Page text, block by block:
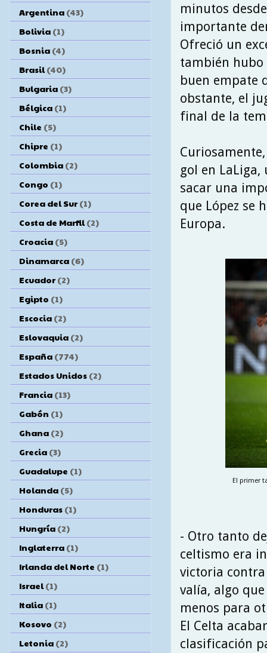
minutos
importante
Ofreció un
también hubo
buen empate
obstante, el
final de la
gol en
sacar una
que López se
Europa.
El primer
- Otro tanto
celtismo era
victoria contra
valía, algo
menos para
El Celta
clasificación
Argentina (43)
Bolivia (1)
Bosnia (4)
Brasil (40)
Bulgaria (3)
Bélgica (1)
Chile (5)
Chipre (1)
Colombia (2)
Congo (1)
Corea del Sur (1)
Costa de Marfil (2)
Croacia (5)
Dinamarca (6)
Ecuador (2)
Egipto (1)
Escocia (2)
Eslovaquia (2)
España (774)
Estados Unidos (2)
Francia (13)
Gabón (1)
Ghana (2)
Grecia (3)
Guadalupe (1)
Holanda (5)
Honduras (1)
Hungría (2)
Inglaterra (1)
Irlanda del Norte (1)
Israel (1)
Italia (1)
Kosovo (2)
Letonia (2)